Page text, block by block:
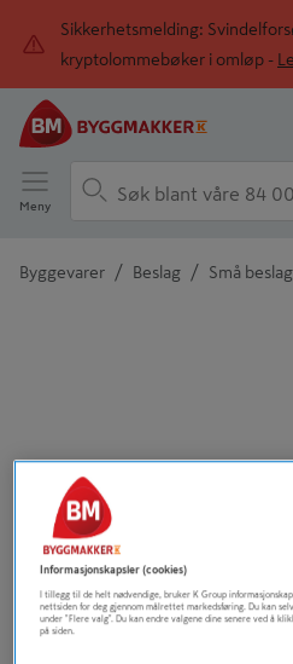
Sikkerhetsmelding:
kryptolommebøker i omløp -
Meny
Byggevarer / Beslag / Små
Informasjonskapsler (cookies)
I tillegg til de helt nødvendige, bruker K Group
nettsiden for deg gjennom målrettet markedsføring. Du kan
under "Flere valg". Du kan endre valgene dine senere ved å
på siden.